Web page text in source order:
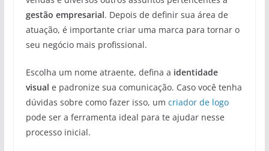
gestão empresarial. Depois de definir sua área de
atuação, é importante criar uma marca para tornar o
seu negócio mais profissional.
Escolha um nome atraente, defina a identidade
visual e padronize sua comunicação. Caso você tenha
dúvidas sobre como fazer isso, um criador de logo
pode ser a ferramenta ideal para te ajudar nesse
processo inicial.